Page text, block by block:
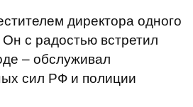
директора одного
Он с радостью встретил
– обслуживал
сил РФ и полиции